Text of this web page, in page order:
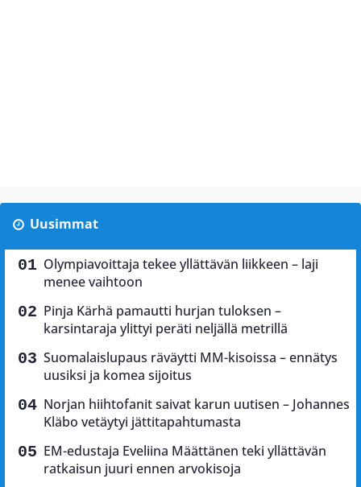
Uusimmat
Olympiavoittaja tekee yllättävän liikkeen – laji
menee vaihtoon
Pinja Kärhä pamautti hurjan tuloksen –
karsintaraja ylittyi peräti neljällä metrillä
Suomalaislupaus räväytti MM-kisoissa – ennätys
uusiksi ja komea sijoitus
Norjan hiihtofanit saivat karun uutisen – Johannes
Kläbo vetäytyi jättitapahtumasta
EM-edustaja Eveliina Määttänen teki yllättävän
ratkaisun juuri ennen arvokisoja